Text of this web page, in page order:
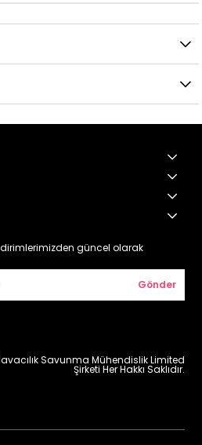
güncel olarak
Gönder
Savunma Mühendislik Limited
Şirketi Her Hakkı Saklıdır.